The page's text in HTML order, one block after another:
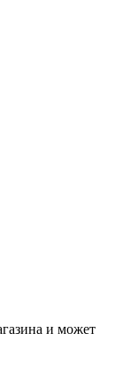
и может